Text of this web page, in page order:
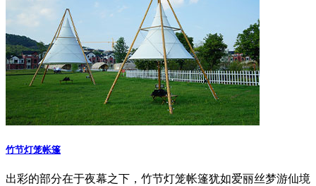
竹节灯笼帐篷
出彩的部分在于夜幕之下，竹节灯笼帐篷犹如爱丽丝梦游仙境